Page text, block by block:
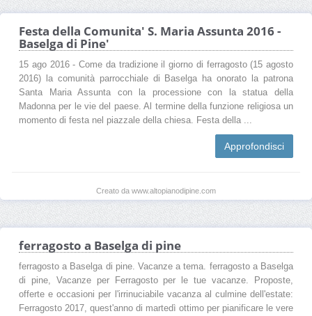
Festa della Comunita' S. Maria Assunta 2016 -
Baselga di Pine'
15 ago 2016 - Come da tradizione il giorno di ferragosto (15 agosto
2016) la comunità parrocchiale di Baselga ha onorato la patrona
Santa Maria Assunta con la processione con la statua della
Madonna per le vie del paese. Al termine della funzione religiosa un
momento di festa nel piazzale della chiesa. Festa della ...
Approfondisci
Creato da www.altopianodipine.com
ferragosto a Baselga di pine
ferragosto a Baselga di pine. Vacanze a tema. ferragosto a Baselga
di pine, Vacanze per Ferragosto per le tue vacanze. Proposte,
offerte e occasioni per l'irrinuciabile vacanza al culmine dell'estate:
Ferragosto 2017, quest'anno di martedì ottimo per pianificare le vere